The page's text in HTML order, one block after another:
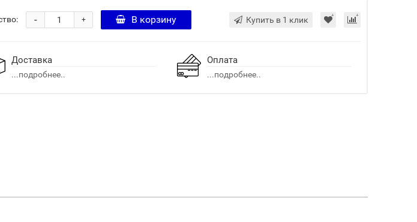
+
- В корзину Купить в 1 клик
Доставка
...подробнее..
Оплата
...подробнее..